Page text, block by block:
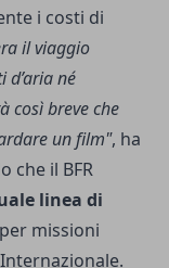
i costi di
il viaggio
d’aria né
così breve che
un film", ha
che il BFR
linea di
missioni